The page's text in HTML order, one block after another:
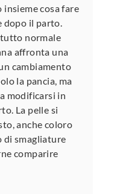
cosa fare
dopo il parto.
tutto normale
affronta una
cambiamento
la pancia, ma
modificarsi in
La pelle si
anche coloro
di smagliature
comparire